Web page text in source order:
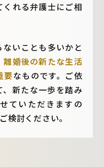
れる弁護士にご相
いことも多いかと
離婚後の新たな生活
要なものです。ご依
新たな一歩を踏み
ていただきますの
検討ください。